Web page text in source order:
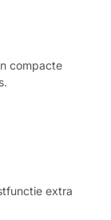
compacte
extra